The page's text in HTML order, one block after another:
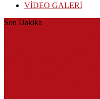
VİDEO GALERİ
Son Dakika